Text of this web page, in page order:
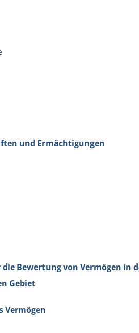
und Ermächtigungen
Bewertung von Vermögen in
Gebiet
Vermögen